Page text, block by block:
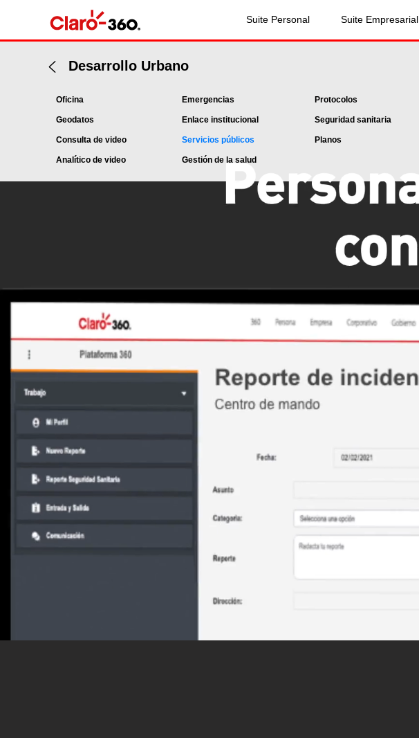
Suite Personal Suite Empresarial
Desarrollo Urbano
Oficina
Geodatos
Consulta de video
Analítico de video
Emergencias
Enlace institucional
Servicios públicos
Gestión de la salud
Protocolos
Seguridad sanitaria
Planos